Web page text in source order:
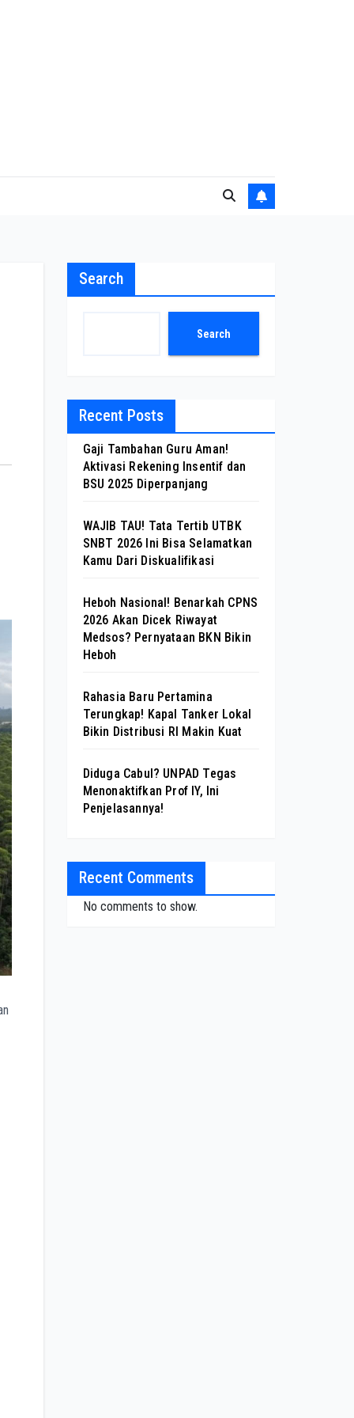
Search
Search
Recent Posts
Gaji Tambahan Guru Aman!
Aktivasi Rekening Insentif dan
BSU 2025 Diperpanjang
WAJIB TAU! Tata Tertib UTBK
SNBT 2026 Ini Bisa Selamatkan
Kamu Dari Diskualifikasi
Heboh Nasional! Benarkah CPNS
2026 Akan Dicek Riwayat
Medsos? Pernyataan BKN Bikin
Heboh
Rahasia Baru Pertamina
Terungkap! Kapal Tanker Lokal
Bikin Distribusi RI Makin Kuat
Diduga Cabul? UNPAD Tegas
Menonaktifkan Prof IY, Ini
Penjelasannya!
Recent Comments
No comments to show.